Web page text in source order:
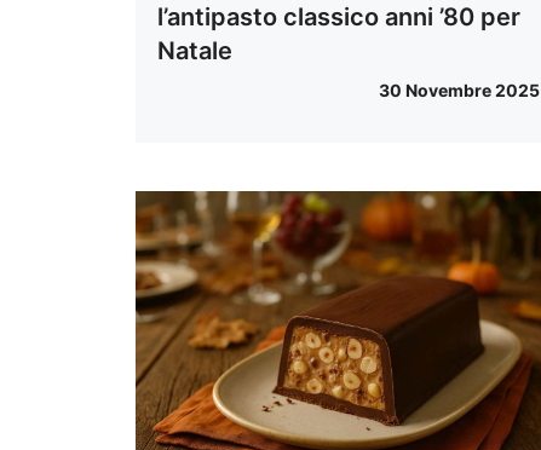
l’antipasto classico anni ’80 per
Natale
30 Novembre 2025